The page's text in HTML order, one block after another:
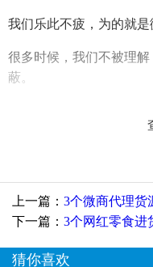
我们乐此不疲，为的就是
很多时候，我们不被理
蔽。
很多时候…………&h...[
top3 微商怎么找一
道有哪些技巧
上一篇： 3个微商代理货
下一篇： 3个网红零食进
猜你喜欢